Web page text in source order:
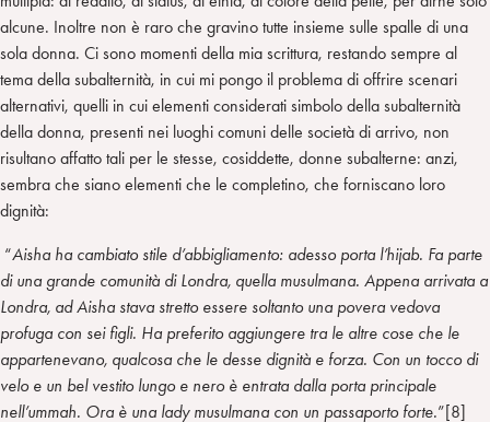
alcune. Inoltre non è raro che gravino tutte insieme sulle spalle di una
sola donna. Ci sono momenti della mia scrittura, restando sempre al
tema della subalternità, in cui mi pongo il problema di offrire scenari
alternativi, quelli in cui elementi considerati simbolo della subalternità
della donna, presenti nei luoghi comuni delle società di arrivo, non
risultano affatto tali per le stesse, cosiddette, donne subalterne: anzi,
sembra che siano elementi che le completino, che forniscano loro
dignità:
“Aisha ha cambiato stile d’abbigliamento: adesso porta l’hijab. Fa parte
di una grande comunità di Londra, quella musulmana. Appena arrivata a
Londra, ad Aisha stava stretto essere soltanto una povera vedova
profuga con sei figli. Ha preferito aggiungere tra le altre cose che le
appartenevano, qualcosa che le desse dignità e forza. Con un tocco di
velo e un bel vestito lungo e nero è entrata dalla porta principale
nell’ummah. Ora è una lady musulmana con un passaporto forte.”[8]